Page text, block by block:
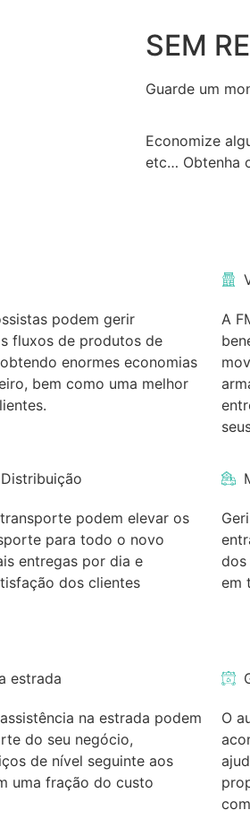
SEM
Guarde um
Economize
etc… Obtenha
podem gerir
fluxos de produtos de
enormes economias
bem como uma melhor
A
podem elevar os
para todo o novo
entregas por dia e
dos clientes
dos
em
estrada
na estrada podem
do seu negócio,
de nível seguinte aos
uma fração do custo
O